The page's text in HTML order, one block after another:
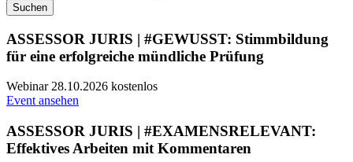
Suchen
ASSESSOR JURIS | #GEWUSST: Stimmbildung
für eine erfolgreiche mündliche Prüfung
Webinar28.10.2026 kostenlos
Event ansehen
ASSESSOR JURIS | #EXAMENSRELEVANT:
Effektives Arbeiten mit Kommentaren